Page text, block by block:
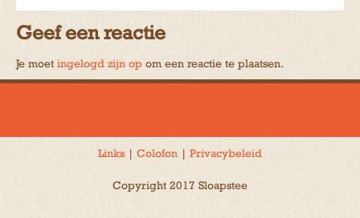
Geef een reactie
Je moet ingelogd zijn op om een reactie te plaatsen.
Links | Colofon | Privacybeleid
Copyright 2017 Sloapstee